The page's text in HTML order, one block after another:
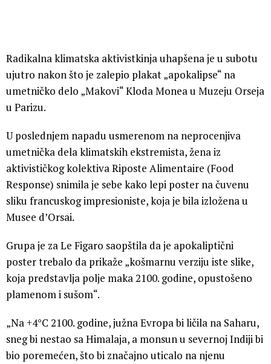
Radikalna klimatska aktivistkinja uhapšena je u subotu
ujutro nakon što je zalepio plakat „apokalipse“ na
umetničko delo „Makovi“ Kloda Monea u Muzeju Orseja
u Parizu.
U poslednjem napadu usmerenom na neprocenjiva
umetnička dela klimatskih ekstremista, žena iz
aktivističkog kolektiva Riposte Alimentaire (Food
Response) snimila je sebe kako lepi poster na čuvenu
sliku francuskog impresioniste, koja je bila izložena u
Musee d’Orsai.
Grupa je za Le Figaro saopštila da je apokaliptični
poster trebalo da prikaže „košmarnu verziju iste slike,
koja predstavlja polje maka 2100. godine, opustošeno
plamenom i sušom“.
„Na +4°C 2100. godine, južna Evropa bi ličila na Saharu,
sneg bi nestao sa Himalaja, a monsun u severnoj Indiji bi
bio poremećen, što bi značajno uticalo na njenu